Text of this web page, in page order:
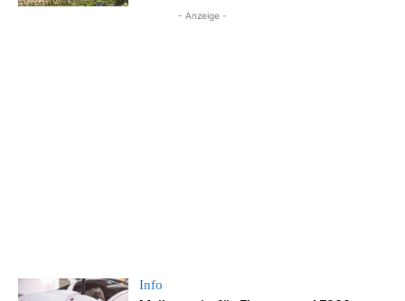
- Anzeige -
Info